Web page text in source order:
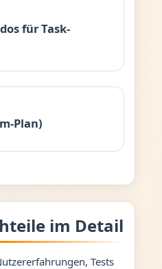
für Task-
Plan)
im Detail
Tests